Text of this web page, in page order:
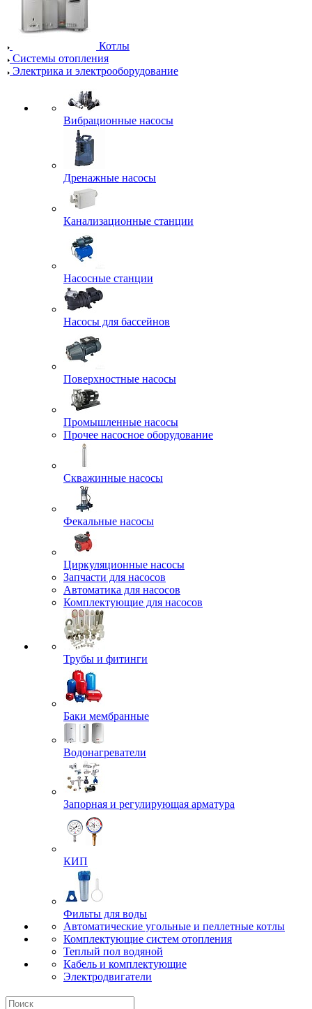
Котлы
Системы отопления
Электрика и электрооборудование
Вибрационные насосы
Дренажные насосы
Канализационные станции
Насосные станции
Насосы для бассейнов
Поверхностные насосы
Промышленные насосы
Прочее насосное оборудование
Скважинные насосы
Фекальные насосы
Циркуляционные насосы
Запчасти для насосов
Автоматика для насосов
Комплектующие для насосов
Трубы и фитинги
Баки мембранные
Водонагреватели
Запорная и регулирующая арматура
КИП
Фильты для воды
Автоматические угольные и пеллетные котлы
Комплектующие систем отопления
Теплый пол водяной
Кабель и комплектующие
Электродвигатели